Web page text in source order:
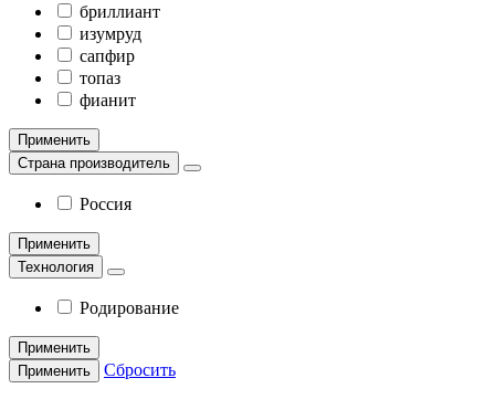
бриллиант
изумруд
сапфир
топаз
фианит
Применить
Страна производитель
Россия
Применить
Технология
Родирование
Применить
Применить
Сбросить